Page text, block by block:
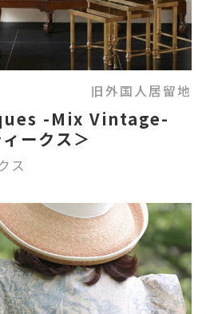
旧外国人居留地
-Mix Vintage-
ークス＞
ス